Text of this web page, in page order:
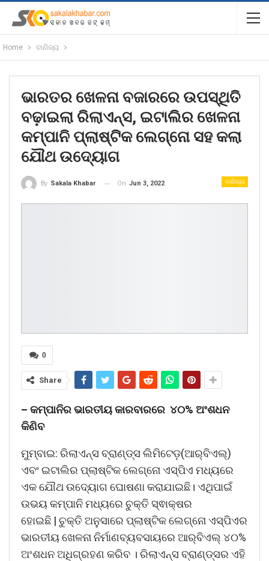
Home ବାଣିଜ୍ୟ
ଭାରତର ଖେଳନା ବଜାରରେ ଉପସ୍ଥିତି
ବଢ଼ାଇଲା ରିଲାଏନ୍ସ, ଇଟାଲିର ଖେଳନା
କମ୍ପାନି ପ୍ଲାଷ୍ଟିକ ଲେଗ୍ନୋ ସହ କଲା
ଯୌଥ ଉଦ୍ୟୋଗ
ବାଣିଜ୍ୟ
By Sakala Khabar On Jun 3, 2022
0
Share
– କମ୍ପାନିର ଭାରତୀୟ କାରବାରରେ ୪୦% ଅଂଶଧନ
କିଣିବ
ମୁମ୍ବାଇ: ରିଲାଏନ୍ସ ବ୍ରାଣ୍ଡ୍‌ସ ଲିମିଟେଡ଼(ଆର୍‌ବିଏଲ୍‌)
ଏବଂ ଇଟାଲିର ପ୍ଲାଷ୍ଟିକ ଲେଗ୍ନୋ ଏସ୍‌ପିଏ ମଧ୍ୟରେ
ଏକ ଯୌଥ ଉଦ୍ୟୋଗ ଘୋଷଣା କରାଯାଇଛି। ଏଥିପାଇଁ
ଉଭୟ କମ୍ପାନି ମଧ୍ୟରେ ଚୁକ୍ତି ସ୍ଵାକ୍ଷର
ହୋଇଛି | ଚୁକ୍ତି ଅନୁସାରେ ପ୍ଲାଷ୍ଟିକ ଲେଗ୍ନୋ ଏସ୍‌ପିଏର
ଭାରତୀୟ ଖେଳନା ନିର୍ମାଣବ୍ୟବସାୟରେ ଆର୍‌ବିଏଲ୍ ୪୦%
ଅଂଶଧନ ଅଧିଗ୍ରହଣ କରିବ । ରିଲାଏନ୍ସ ବ୍ରାଣ୍ଡ୍‌ସର ଏହି